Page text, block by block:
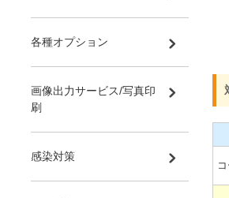
各種オプション
画像出力サービス/写真印
刷
感染対策